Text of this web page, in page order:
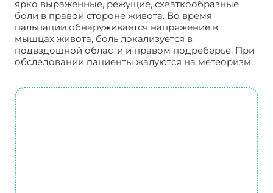
ярко выраженные, режущие, схваткообразные
боли в правой стороне живота. Во время
пальпации обнаруживается напряжение в
мышцах живота, боль локализуется в
подвздошной области и правом подреберье. При
обследовании пациенты жалуются на метеоризм.